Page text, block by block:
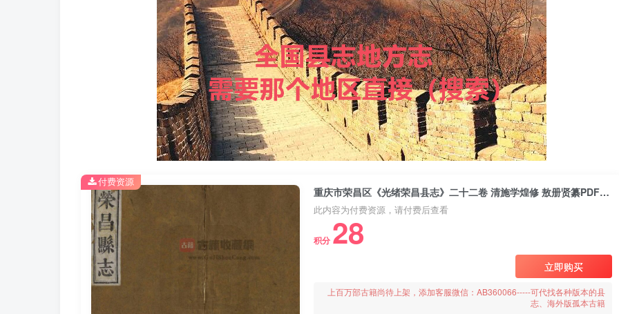
重庆市荣昌区《光绪荣昌县志》二十二卷 清施学煌修 敖册贤纂PDF电子版地方志下载
此内容为付费资源，请付费后查看
积分 28
立即购买
上百万部古籍尚待上架，添加客服微信：AB360066-----可代找各种版本的县
志、海外版孤本古籍
付费资源